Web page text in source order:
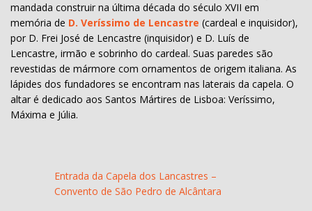
mandada construir na última década do século XVII em
memória de D. Veríssimo de Lencastre (cardeal e inquisidor),
por D. Frei José de Lencastre (inquisidor) e D. Luís de
Lencastre, irmão e sobrinho do cardeal. Suas paredes são
revestidas de mármore com ornamentos de origem italiana. As
lápides dos fundadores se encontram nas laterais da capela. O
altar é dedicado aos Santos Mártires de Lisboa: Veríssimo,
Máxima e Júlia.
Entrada da Capela dos Lancastres –
Convento de São Pedro de Alcântara